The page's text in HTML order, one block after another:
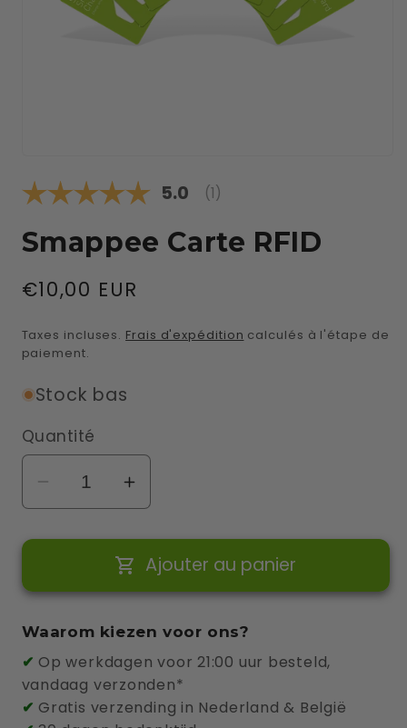
média
1
une
fenêtre
modale
Note moyenne:
5.0 (votes:
1)
Smappee Carte RFID
Prix
€10,00 EUR
Taxes incluses. Frais d'expédition calculés à l'étape de
paiement.
Stock bas
Quantité
Réduire
la
quantité
Smappee
RFID
Augmenter
la
quantité
de
Smappee
RFID
Ajouter au panier
Waarom kiezen voor ons?
✔ Op werkdagen voor 21:00 uur besteld,
vandaag verzonden*
✔ Gratis verzending in Nederland & België